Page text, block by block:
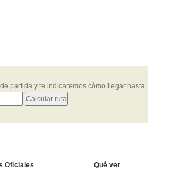
partida y te indicaremos cómo llegar hasta
Oficiales
Qué ver